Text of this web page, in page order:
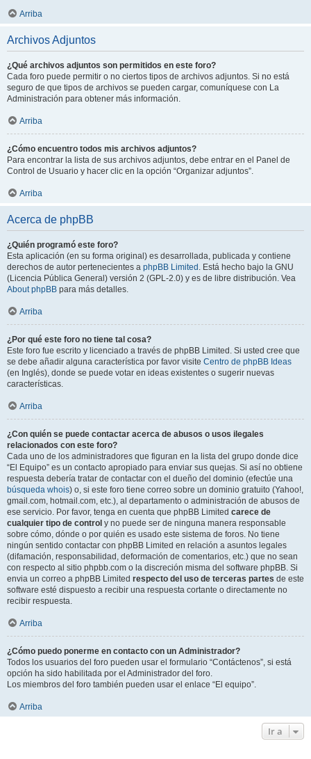
Arriba
Archivos Adjuntos
¿Qué archivos adjuntos son permitidos en este foro?
Cada foro puede permitir o no ciertos tipos de archivos adjuntos. Si no está
seguro de que tipos de archivos se pueden cargar, comuníquese con La
Administración para obtener más información.
Arriba
¿Cómo encuentro todos mis archivos adjuntos?
Para encontrar la lista de sus archivos adjuntos, debe entrar en el Panel de
Control de Usuario y hacer clic en la opción “Organizar adjuntos”.
Arriba
Acerca de phpBB
¿Quién programó este foro?
Esta aplicación (en su forma original) es desarrollada, publicada y contiene
derechos de autor pertenecientes a phpBB Limited . Está hecho bajo la GNU
(Licencia Pública General) versión 2 (GPL-2.0) y es de libre distribución. Vea
About phpBB para más detalles.
Arriba
¿Por qué este foro no tiene tal cosa?
Este foro fue escrito y licenciado a través de phpBB Limited. Si usted cree que
se debe añadir alguna característica por favor visite Centro de phpBB Ideas
(en Inglés), donde se puede votar en ideas existentes o sugerir nuevas
características.
Arriba
¿Con quién se puede contactar acerca de abusos o usos ilegales
relacionados con este foro?
Cada uno de los administradores que figuran en la lista del grupo donde dice
“El Equipo” es un contacto apropiado para enviar sus quejas. Si así no obtiene
respuesta debería tratar de contactar con el dueño del dominio (efectúe una
búsqueda whois) o, si este foro tiene correo sobre un dominio gratuito (Yahoo!,
gmail.com, hotmail.com, etc.), al departamento o administración de abusos de
ese servicio. Por favor, tenga en cuenta que phpBB Limited carece de
cualquier tipo de control y no puede ser de ninguna manera responsable
sobre cómo, dónde o por quién es usado este sistema de foros. No tiene
ningún sentido contactar con phpBB Limited en relación a asuntos legales
(difamación, responsabilidad, deformación de comentarios, etc.) que no sean
con respecto al sitio phpbb.com o la discreción misma del software phpBB. Si
envia un correo a phpBB Limited respecto del uso de terceras partes de este
software esté dispuesto a recibir una respuesta cortante o directamente no
recibir respuesta.
Arriba
¿Cómo puedo ponerme en contacto con un Administrador?
Todos los usuarios del foro pueden usar el formulario “Contáctenos”, si está
opción ha sido habilitada por el Administrador del foro.
Los miembros del foro también pueden usar el enlace “El equipo”.
Arriba
Ir a